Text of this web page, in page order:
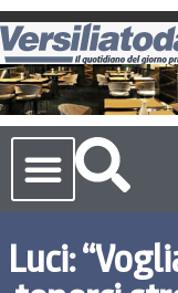
Luci: